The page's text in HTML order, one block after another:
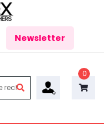
Newsletter
0